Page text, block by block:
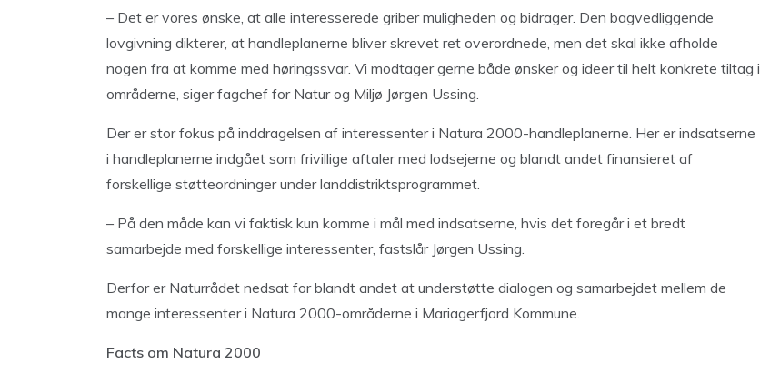
– Det er vores ønske, at alle interesserede griber muligheden og bidrager. Den bagvedliggende
lovgivning dikterer, at handleplanerne bliver skrevet ret overordnede, men det skal ikke afholde
nogen fra at komme med høringssvar. Vi modtager gerne både ønsker og ideer til helt konkrete tiltag i
områderne, siger fagchef for Natur og Miljø Jørgen Ussing.
Der er stor fokus på inddragelsen af interessenter i Natura 2000-handleplanerne. Her er indsatserne
i handleplanerne indgået som frivillige aftaler med lodsejerne og blandt andet finansieret af
forskellige støtteordninger under landdistriktsprogrammet.
– På den måde kan vi faktisk kun komme i mål med indsatserne, hvis det foregår i et bredt
samarbejde med forskellige interessenter, fastslår Jørgen Ussing.
Derfor er Naturrådet nedsat for blandt andet at understøtte dialogen og samarbejdet mellem de
mange interessenter i Natura 2000-områderne i Mariagerfjord Kommune.
Facts om Natura 2000